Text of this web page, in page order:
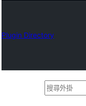
Plugin Directory
搜